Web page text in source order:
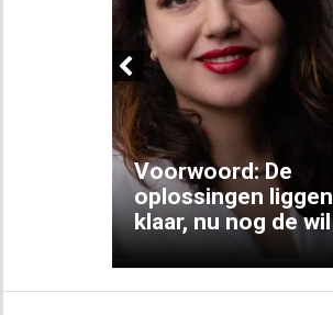
Previous
Voorwoord: De
oplossingen liggen
klaar, nu nog de wil